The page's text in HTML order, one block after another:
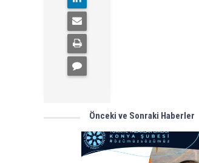
Önceki ve Sonraki Haberler